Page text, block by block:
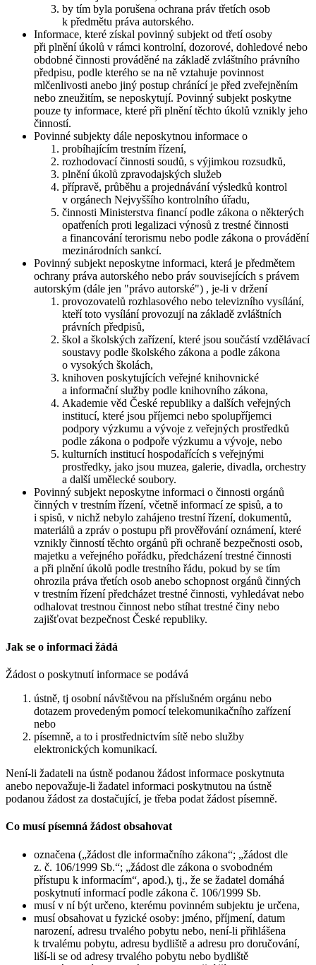
by tím byla porušena ochrana práv třetích osob
k předmětu práva autorského.
Informace, které získal povinný subjekt od třetí osoby
při plnění úkolů v rámci kontrolní, dozorové, dohledové nebo
obdobné činnosti prováděné na základě zvláštního právního
předpisu, podle kterého se na ně vztahuje povinnost
mlčenlivosti anebo jiný postup chránící je před zveřejněním
nebo zneužitím, se neposkytují. Povinný subjekt poskytne
pouze ty informace, které při plnění těchto úkolů vznikly jeho
činností.
Povinné subjekty dále neposkytnou informace o
probíhajícím trestním řízení,
rozhodovací činnosti soudů, s výjimkou rozsudků,
plnění úkolů zpravodajských služeb
přípravě, průběhu a projednávání výsledků kontrol
v orgánech Nejvyššího kontrolního úřadu,
činnosti Ministerstva financí podle zákona o některých
opatřeních proti legalizaci výnosů z trestné činnosti
a financování terorismu nebo podle zákona o provádění
mezinárodních sankcí.
Povinný subjekt neposkytne informaci, která je předmětem
ochrany práva autorského nebo práv souvisejících s právem
autorským (dále jen "právo autorské") , je-li v držení
provozovatelů rozhlasového nebo televizního vysílání,
kteří toto vysílání provozují na základě zvláštních
právních předpisů,
škol a školských zařízení, které jsou součástí vzdělávací
soustavy podle školského zákona a podle zákona
o vysokých školách,
knihoven poskytujících veřejné knihovnické
a informační služby podle knihovního zákona,
Akademie věd České republiky a dalších veřejných
institucí, které jsou příjemci nebo spolupříjemci
podpory výzkumu a vývoje z veřejných prostředků
podle zákona o podpoře výzkumu a vývoje, nebo
kulturních institucí hospodařících s veřejnými
prostředky, jako jsou muzea, galerie, divadla, orchestry
a další umělecké soubory.
Povinný subjekt neposkytne informaci o činnosti orgánů
činných v trestním řízení, včetně informací ze spisů, a to
i spisů, v nichž nebylo zahájeno trestní řízení, dokumentů,
materiálů a zpráv o postupu při prověřování oznámení, které
vznikly činností těchto orgánů při ochraně bezpečnosti osob,
majetku a veřejného pořádku, předcházení trestné činnosti
a při plnění úkolů podle trestního řádu, pokud by se tím
ohrozila práva třetích osob anebo schopnost orgánů činných
v trestním řízení předcházet trestné činnosti, vyhledávat nebo
odhalovat trestnou činnost nebo stíhat trestné činy nebo
zajišťovat bezpečnost České republiky.
Jak se o informaci žádá
Žádost o poskytnutí informace se podává
ústně, tj osobní návštěvou na příslušném orgánu nebo
dotazem provedeným pomocí telekomunikačního zařízení
nebo
písemně, a to i prostřednictvím sítě nebo služby
elektronických komunikací.
Není-li žadateli na ústně podanou žádost informace poskytnuta
anebo nepovažuje-li žadatel informaci poskytnutou na ústně
podanou žádost za dostačující, je třeba podat žádost písemně.
Co musí písemná žádost obsahovat
označena („žádost dle informačního zákona“; „žádost dle
z. č. 106/1999 Sb.“; „žádost dle zákona o svobodném
přístupu k informacím“, apod.), tj., že se žadatel domáhá
poskytnutí informací podle zákona č. 106/1999 Sb.
musí v ní být určeno, kterému povinném subjektu je určena,
musí obsahovat u fyzické osoby: jméno, příjmení, datum
narození, adresu trvalého pobytu nebo, není-li přihlášena
k trvalému pobytu, adresu bydliště a adresu pro doručování,
liší-li se od adresy trvalého pobytu nebo bydliště